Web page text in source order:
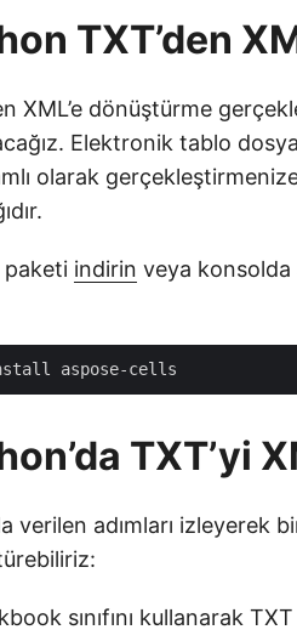
TXT’den
XML’e dönüştürme
Elektronik tablo
olarak
indirin veya konsolda
TXT’yi
verilen adımları izleyerek
sınıfını kullanarak